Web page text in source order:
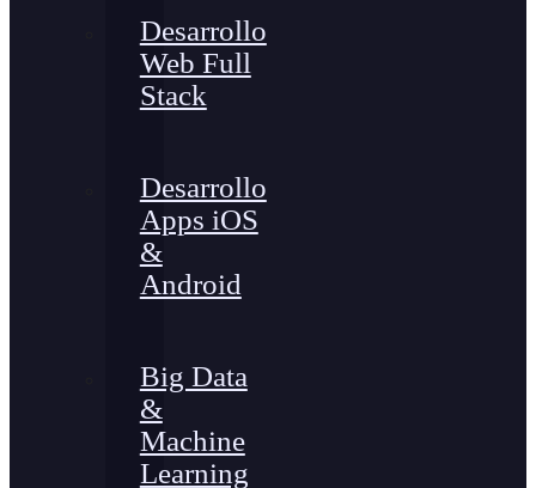
Desarrollo
Web Full
Stack
Desarrollo
Apps iOS
&
Android
Big Data
&
Machine
Learning